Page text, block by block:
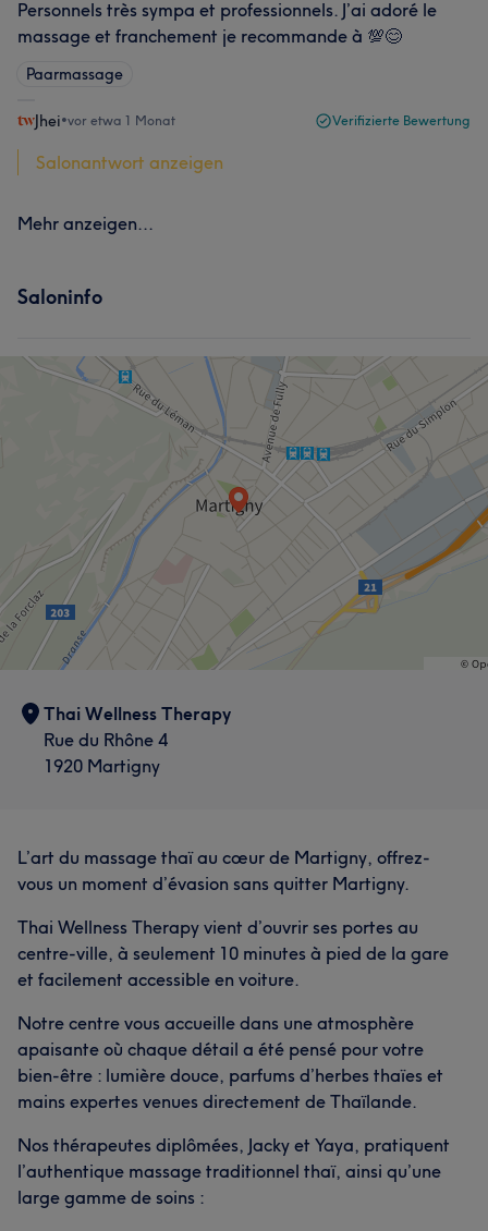
Personnels très sympa et professionnels. J’ai adoré le
massage et franchement je recommande à 💯😊
Paarmassage
Jhei•vor etwa 1 Monat Verifizierte Bewertung
Salonantwort anzeigen
Mehr anzeigen...
Saloninfo
Thai Wellness Therapy
Rue du Rhône 4
1920 Martigny
L’art du massage thaï au cœur de Martigny, offrez-
vous un moment d’évasion sans quitter Martigny.
Thai Wellness Therapy vient d’ouvrir ses portes au
centre-ville, à seulement 10 minutes à pied de la gare
et facilement accessible en voiture.
Notre centre vous accueille dans une atmosphère
apaisante où chaque détail a été pensé pour votre
bien-être : lumière douce, parfums d’herbes thaïes et
mains expertes venues directement de Thaïlande.
Nos thérapeutes diplômées, Jacky et Yaya, pratiquent
l’authentique massage traditionnel thaï, ainsi qu’une
large gamme de soins :